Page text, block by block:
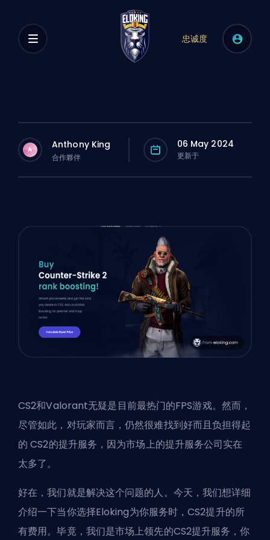
忠诚度
A Anthony King
合作夥伴
06 May 2024
更新于
CS2和Valorant无疑是目前最热门的FPS游戏。然而，
尽管如此，对玩家而言，仍然很难找到好而且负担得起
的CS2的提升服务 ，因为市场上的提升服务公司实在
太多了。
好在，我们就是解决这个问题的人。今天，我们想详细
介绍一下当你选择Eloking为你服务时，CS2提升的所
有费用。毕竟，我们是市场上领先的CS2提升服务，你